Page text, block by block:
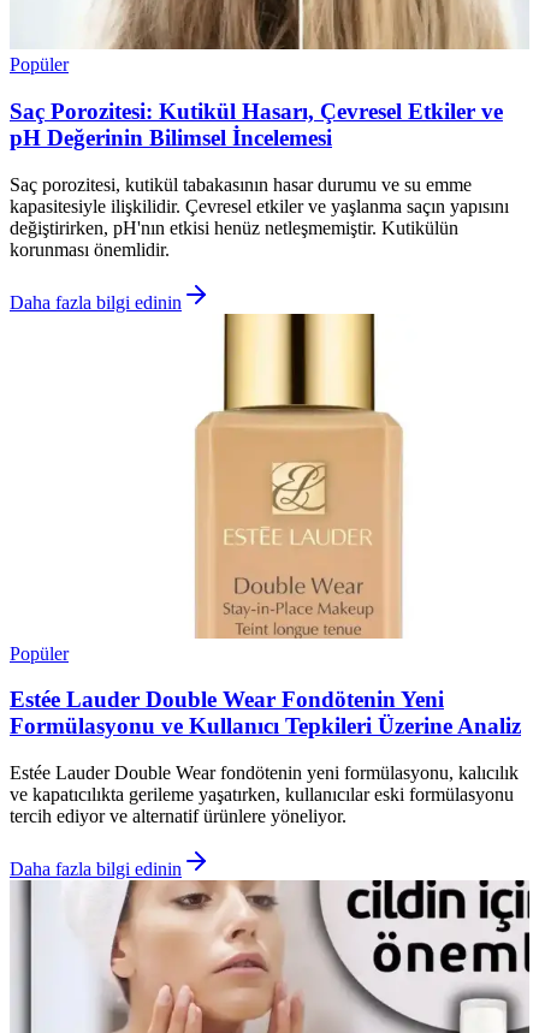
Popüler
Saç Porozitesi: Kutikül Hasarı, Çevresel Etkiler ve
pH Değerinin Bilimsel İncelemesi
Saç porozitesi, kutikül tabakasının hasar durumu ve su emme
kapasitesiyle ilişkilidir. Çevresel etkiler ve yaşlanma saçın yapısını
değiştirirken, pH'nın etkisi henüz netleşmemiştir. Kutikülün
korunması önemlidir.
Daha fazla bilgi edinin
Popüler
Estée Lauder Double Wear Fondötenin Yeni
Formülasyonu ve Kullanıcı Tepkileri Üzerine Analiz
Estée Lauder Double Wear fondötenin yeni formülasyonu, kalıcılık
ve kapatıcılıkta gerileme yaşatırken, kullanıcılar eski formülasyonu
tercih ediyor ve alternatif ürünlere yöneliyor.
Daha fazla bilgi edinin